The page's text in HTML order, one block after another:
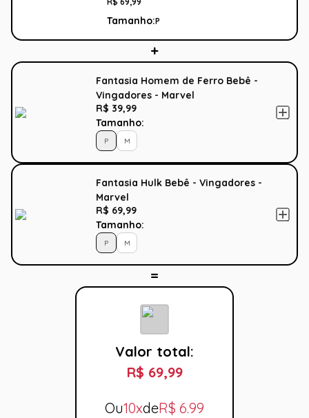
Tamanho:P
Fantasia Homem de Ferro Bebê -
Vingadores - Marvel
R$ 39,99
Tamanho:
P M
Fantasia Hulk Bebê - Vingadores -
Marvel
R$ 69,99
Tamanho:
P M
Valor total:
R$ 69,99
Ou10xdeR$ 6.99